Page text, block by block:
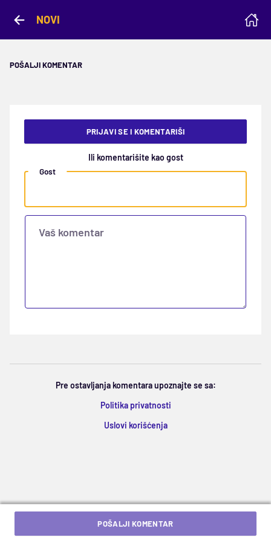
NOVI
POŠALJI KOMENTAR
PRIJAVI SE I KOMENTARIŠI
Ili komentarišite kao gost
Gost
Vaš komentar
Pre ostavljanja komentara upoznajte se sa:
Politika privatnosti
Uslovi korišćenja
POŠALJI KOMENTAR